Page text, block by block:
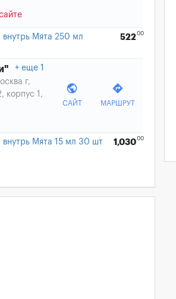
внутрь Мята 250 мл 52200
еще 1
г,
корпус 1 ,
public
САЙТ
directions
МАРШРУТ
внутрь Мята 15 мл 30 шт 1,03000